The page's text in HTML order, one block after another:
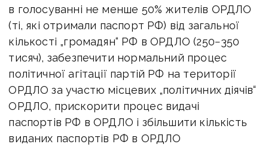
в голосуванні не менше 50% жителів ОРДЛО
(ті, які отримали паспорт РФ) від загальної
кількості „громадян“ РФ в ОРДЛО (250−350
тисяч), забезпечити нормальний процес
політичної агітації партій РФ на території
ОРДЛО за участю місцевих „політичних діячів“
ОРДЛО, прискорити процес видачі
паспортів РФ в ОРДЛО і збільшити кількість
виданих паспортів РФ в ОРДЛО